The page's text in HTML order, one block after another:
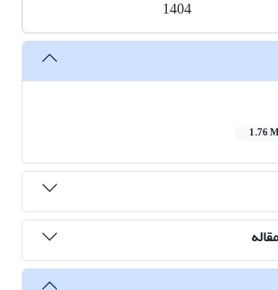
1404
1.76 M